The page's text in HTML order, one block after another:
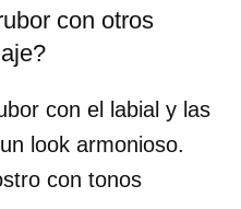
con otros
con el labial y las
look armonioso.
con tonos